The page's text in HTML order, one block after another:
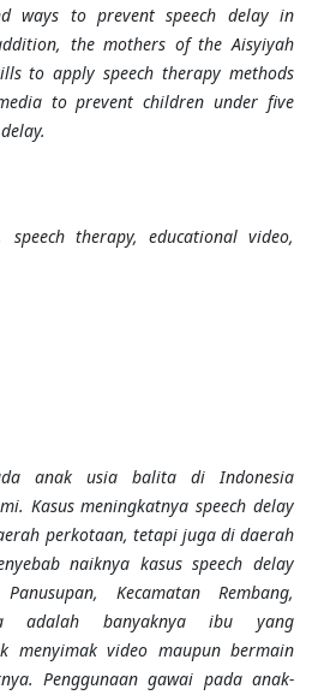
ways to prevent speech delay in
the mothers of the Aisyiyah
to apply speech therapy methods
to prevent children under five
speech therapy, educational video,
anak usia balita di Indonesia
Kasus meningkatnya speech delay
perkotaan, tetapi juga di daerah
naiknya kasus speech delay
Kecamatan Rembang,
adalah banyaknya ibu yang
menyimak video maupun bermain
Penggunaan gawai pada anak-